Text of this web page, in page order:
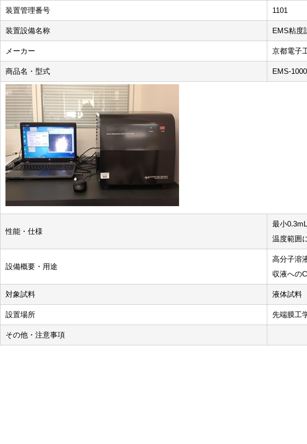
装置管理番号 1101
装置設備名称 EMS粘度
メーカー 京都電子
商品名・型式 EMS-1000
性能・仕様
最小
温度範囲
設備概要・用途
高分子溶
収液への
対象試料 液体試料
設置場所 先端膜工
その他・注意事項